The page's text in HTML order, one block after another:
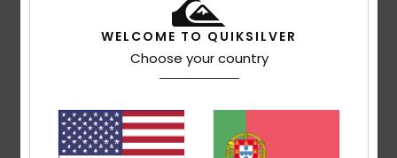
Forro: Tafetá leve taffeta traçado com tricô
escovado para calor e respirabilidade
Capuz: Capuz fixo, compatível com capacete com
sistema de ajuste de bloqueio de cordão
Bolsos: Bolso para cartão na manga, bolso de peito,
2 bolsos com material de aquecimento para as mãos,
WELCOME TO QUIKSILVER
Choose your country